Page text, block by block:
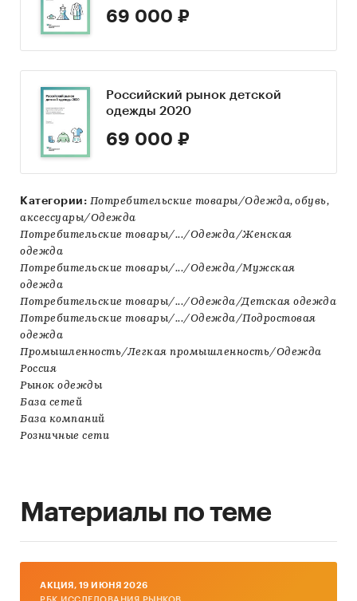
69 000 ₽
Российский рынок детской
одежды 2020
69 000 ₽
Категории: Потребительские товары/Одежда, обувь,
аксессуары/Одежда
Потребительские товары/.../Одежда/Женская
одежда
Потребительские товары/.../Одежда/Мужская
одежда
Потребительские товары/.../Одежда/Детская одежда
Потребительские товары/.../Одежда/Подростовая
одежда
Промышленность/Легкая промышленность/Одежда
Россия
Рынок одежды
База сетей
База компаний
Розничные сети
Материалы по теме
AКЦИЯ, 19 ИЮНЯ 2026